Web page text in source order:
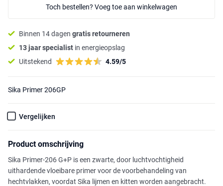
Toch bestellen? Voeg toe aan winkelwagen
Binnen 14 dagen gratis retourneren
13 jaar specialist in energieopslag
Uitstekend
4.59/5
Sika Primer 206GP
Vergelijken
Product omschrijving
Sika Primer-206 G+P is een zwarte, door luchtvochtigheid
uithardende vloeibare primer voor de voorbehandeling van
hechtvlakken, voordat Sika lijmen en kitten worden aangebracht.